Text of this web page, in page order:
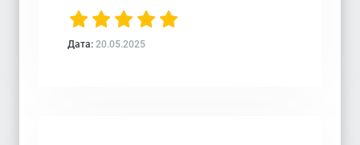
Дата: 20.05.2025